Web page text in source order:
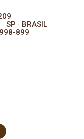
SP · BRASIL
899